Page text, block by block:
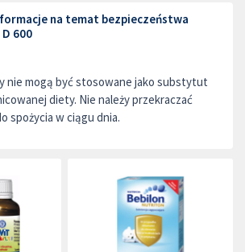
na temat bezpieczeństwa
600
nie mogą być stosowane jako substytut
diety. Nie należy przekraczać
spożycia w ciągu dnia.